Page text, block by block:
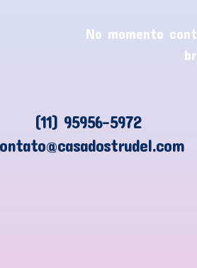
No momento
(11) 95956-5972